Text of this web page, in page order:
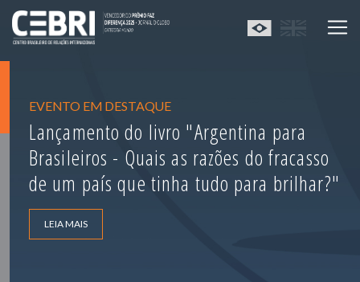
EVENTO EM DESTAQUE
Lançamento do livro "Argentina para
Brasileiros - Quais as razões do fracasso
de um país que tinha tudo para brilhar?"
LEIA MAIS